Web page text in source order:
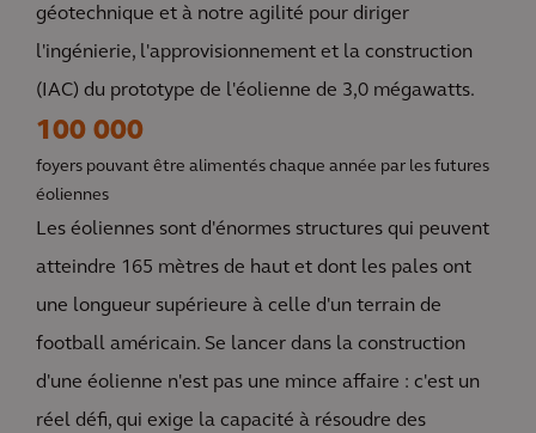
géotechnique et à notre agilité pour diriger
l'ingénierie, l'approvisionnement et la construction
(IAC) du prototype de l'éolienne de 3,0 mégawatts.
100 000
foyers pouvant être alimentés chaque année par les futures
éoliennes
Les éoliennes sont d'énormes structures qui peuvent
atteindre 165 mètres de haut et dont les pales ont
une longueur supérieure à celle d'un terrain de
football américain. Se lancer dans la construction
d'une éolienne n'est pas une mince affaire : c'est un
réel défi, qui exige la capacité à résoudre des